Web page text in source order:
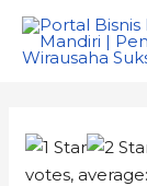
votes,